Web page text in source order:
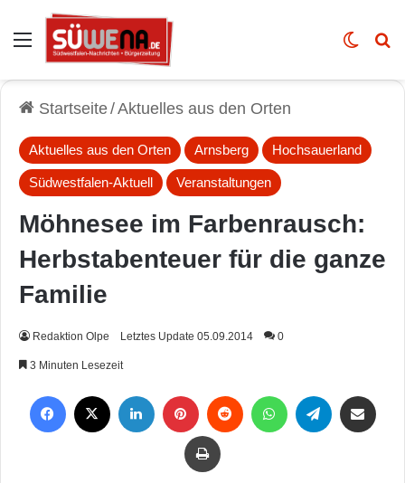
Auswahl Skin
Startseite/Aktuelles aus den Orten
Aktuelles aus den Orten Arnsberg Hochsauerland
Südwestfalen-Aktuell Veranstaltungen
Möhnesee im Farbenrausch:
Herbstabenteuer für die ganze
Familie
Redaktion Olpe Letztes Update 05.09.2014 0
3 Minuten Lesezeit
Drucken